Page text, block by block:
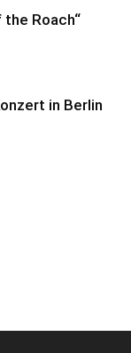
the Roach“
in Berlin